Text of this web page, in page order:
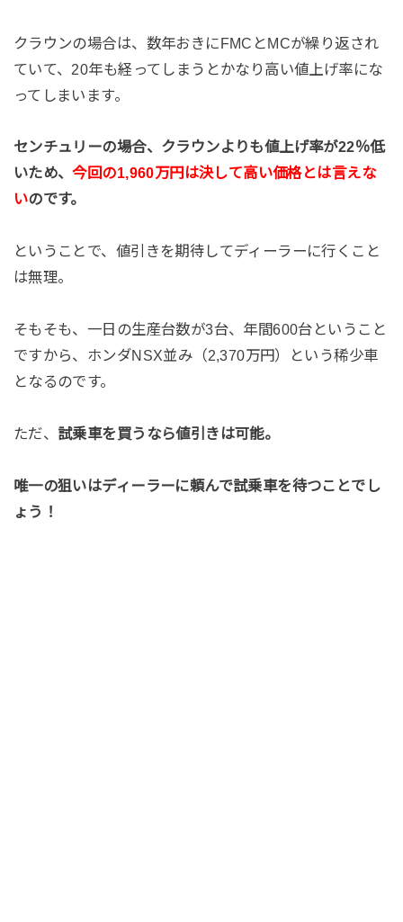
クラウンの場合は、数年おきにFMCとMCが繰り返され
ていて、20年も経ってしまうとかなり高い値上げ率にな
ってしまいます。
センチュリーの場合、クラウンよりも値上げ率が22％低
いため、今回の1,960万円は決して高い価格とは言えな
いのです。
ということで、値引きを期待してディーラーに行くこと
は無理。
そもそも、一日の生産台数が3台、年間600台ということ
ですから、ホンダNSX並み（2,370万円）という稀少車
となるのです。
ただ、 試乗車を買うなら値引きは可能。
唯一の狙いはディーラーに頼んで試乗車を待つことでし
ょう！